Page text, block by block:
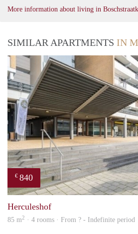
More information about living in
SIMILAR APARTMENTS IN
€ 840
Herculeshof
85 m2 · 4 rooms · From ? - Indefinite period